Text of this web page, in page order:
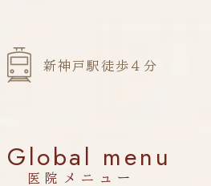
新神戸駅徒歩４分
Global menu
医院メニュー